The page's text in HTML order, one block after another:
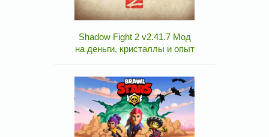
Shadow Fight 2 v2.41.7 Мод
на деньги, кристаллы и опыт